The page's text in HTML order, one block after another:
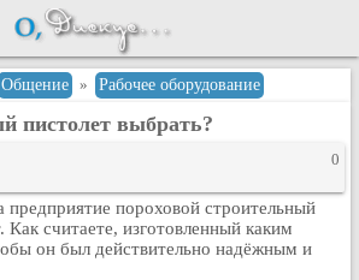
Общение » Рабочее оборудование
пистолет выбрать?
0
пороховой строительный
считаете, изготовленный каким
он был действительно надёжным и